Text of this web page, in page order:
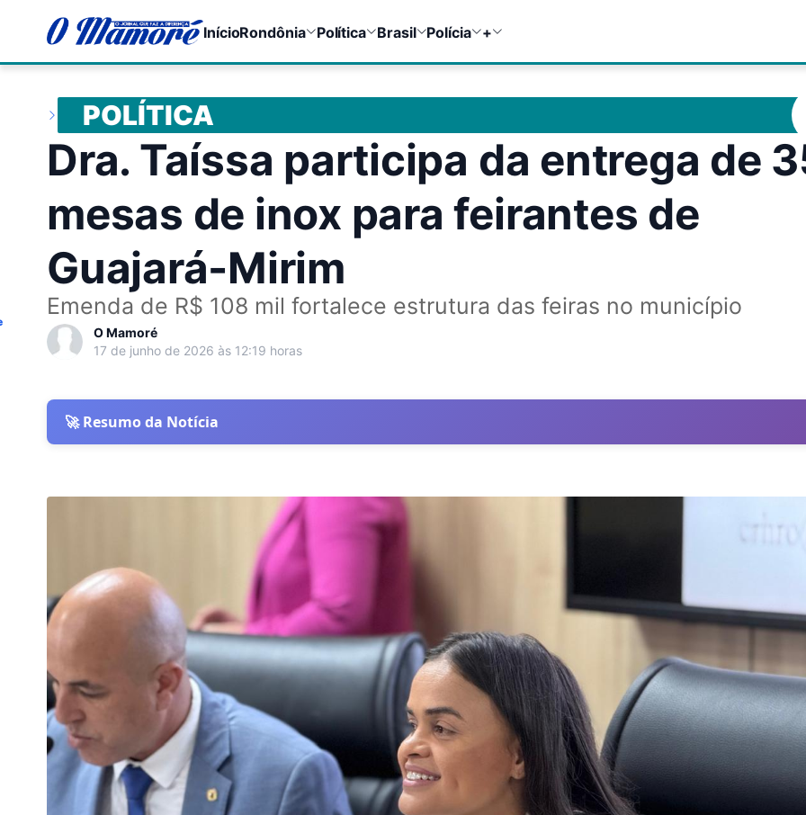
InícioRondônia Política Brasil Polícia +
POLÍTICA
Dra. Taíssa participa da entrega de
mesas de inox para feirantes de
Guajará-Mirim
Emenda de R$ 108 mil fortalece estrutura das feiras no município
O Mamoré
17 de junho de 2026 às 12:19 horas
🚀 Resumo da Notícia